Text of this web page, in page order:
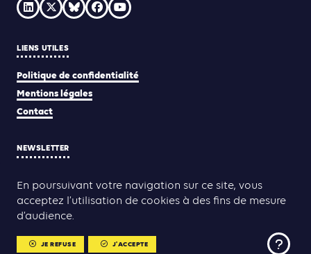
LIENS UTILES
Politique de confidentialité
Mentions légales
Contact
NEWSLETTER
JE M'INSCRIS
Conception & réalisation : Yann Rolland Thibaut Caroli
En poursuivant votre navigation sur ce site, vous
acceptez l’utilisation de cookies à des fins de mesure
d’audience.
JE REFUSE J'ACCEPTE